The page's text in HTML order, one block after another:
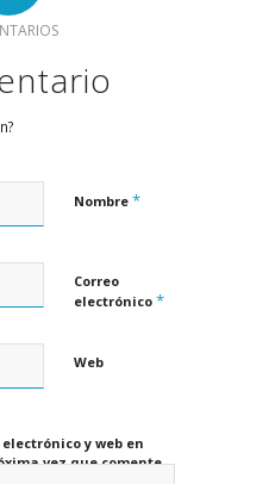
Nombre *
Correo
electrónico *
Web
y web en
vez que comente.